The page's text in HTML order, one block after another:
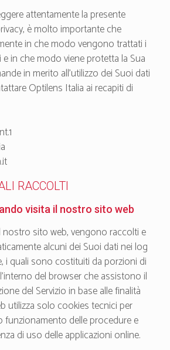
attentamente la presente
è molto importante che
in che modo vengono trattati i
in che modo viene protetta la Sua
in merito all’utilizzo dei Suoi dati
Optilens Italia ai recapiti di
RACCOLTI
visita il nostro sito web
sito web, vengono raccolti e
alcuni dei Suoi dati nei log
i quali sono costituiti da porzioni di
del browser che assistono il
del Servizio in base alle finalità
utilizza solo cookies tecnici per
funzionamento delle procedure e
di uso delle applicazioni online.